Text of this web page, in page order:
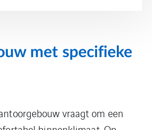
met specifieke
vraagt om een